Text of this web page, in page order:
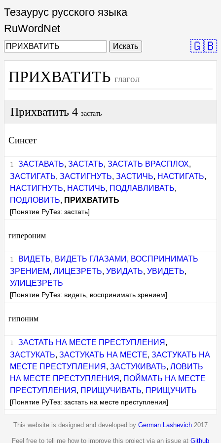
Тезаурус русского языка
RuWordNet
Искать 🇬🇧
ПРИХВАТИТЬ глагол
Прихватить 4 застать
Синсет
ЗАСТАВАТЬ, ЗАСТАТЬ, ЗАСТАТЬ ВРАСПЛОХ,
ЗАСТИГАТЬ,ЗАСТИГНУТЬ,ЗАСТИЧЬ, НАСТИГАТЬ,
НАСТИГНУТЬ, НАСТИЧЬ, ПОДЛАВЛИВАТЬ,
ПОДЛОВИТЬ, ПРИХВАТИТЬ
[Понятие РуТез: застать]
гипероним
ВИДЕТЬ, ВИДЕТЬ ГЛАЗАМИ , ВОСПРИНИМАТЬ
ЗРЕНИЕМ,ЛИЦЕЗРЕТЬ,УВИДАТЬ,УВИДЕТЬ,
УЛИЦЕЗРЕТЬ
[Понятие РуТез: видеть, воспринимать зрением]
гипоним
ЗАСТАТЬ НА МЕСТЕ ПРЕСТУПЛЕНИЯ ,
ЗАСТУКАТЬ,ЗАСТУКАТЬ НА МЕСТЕ,ЗАСТУКАТЬ НА
МЕСТЕ ПРЕСТУПЛЕНИЯ ,ЗАСТУКИВАТЬ,ЛОВИТЬ
НА МЕСТЕ ПРЕСТУПЛЕНИЯ , ПОЙМАТЬ НА МЕСТЕ
ПРЕСТУПЛЕНИЯ , ПРИЩУЧИВАТЬ, ПРИЩУЧИТЬ
[Понятие РуТез: застать на месте преступления]
This website is designed and developed by German Lashevich 2017
Feel free to tell me how to improve this project via an issue at Github